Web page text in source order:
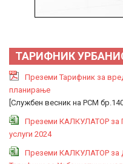
ТАРИФНИК
Преземи Тарифник за
планирање
[Службен весник на РСМ
Преземи КАЛКУЛАТОР за
услуги 2024
Преземи КАЛКУЛАТОР